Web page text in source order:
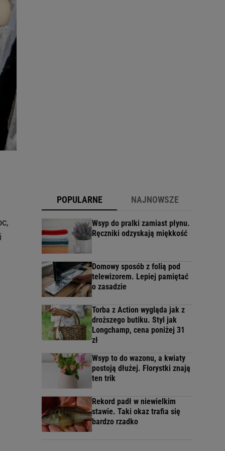
POPULARNE NAJNOWSZE
Wsyp do pralki zamiast płynu.
Ręczniki odzyskają miękkość
Domowy sposób z folią pod
telewizorem. Lepiej pamiętać
o zasadzie
Torba z Action wygląda jak z
droższego butiku. Styl jak
Longchamp, cena poniżej 31
zł
Wsyp to do wazonu, a kwiaty
postoją dłużej. Florystki znają
ten trik
Rekord padł w niewielkim
stawie. Taki okaz trafia się
bardzo rzadko